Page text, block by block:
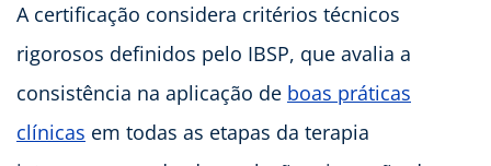
A certificação considera critérios técnicos
rigorosos definidos pelo IBSP, que avalia a
consistência na aplicação de boas práticas
clínicas em todas as etapas da terapia